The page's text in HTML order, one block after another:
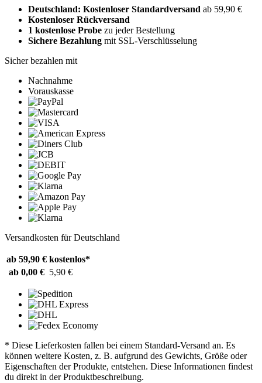
Deutschland: Kostenloser Standardversand ab 59,90 €
Kostenloser Rückversand
1 kostenlose Probe zu jeder Bestellung
Sichere Bezahlung mit SSL-Verschlüsselung
Sicher bezahlen mit
Nachnahme
Vorauskasse
Versandkosten für Deutschland
ab 59,90 € kostenlos*
ab 0,00 € 5,90 €
* Diese Lieferkosten fallen bei einem Standard-Versand an. Es
können weitere Kosten, z. B. aufgrund des Gewichts, Größe oder
Eigenschaften der Produkte, entstehen. Diese Informationen findest
du direkt in der Produktbeschreibung.